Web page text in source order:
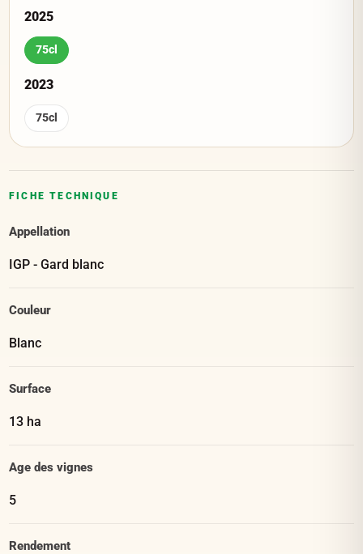
2025
75cl
2023
75cl
FICHE TECHNIQUE
Appellation
IGP - Gard blanc
Couleur
Blanc
Surface
13 ha
Age des vignes
5
Rendement